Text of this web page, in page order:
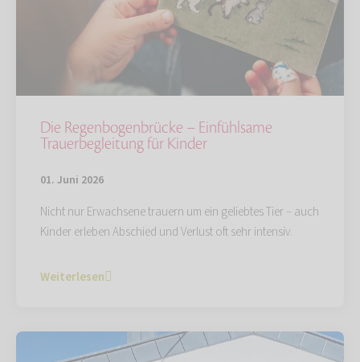
Die Regenbogenbrücke – Einfühlsame
Trauerbegleitung für Kinder
01. Juni 2026
Nicht nur Erwachsene trauern um ein geliebtes Tier – auch
Kinder erleben Abschied und Verlust oft sehr intensiv.
Weiterlesen